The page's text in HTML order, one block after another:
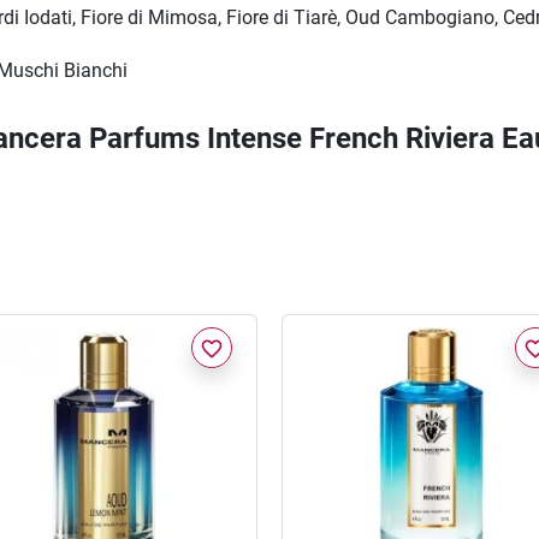
Iodati, Fiore di Mimosa, Fiore di Tiarè, Oud Cambogiano,
Bianchi
Parfums Intense French Riviera
favorite_border